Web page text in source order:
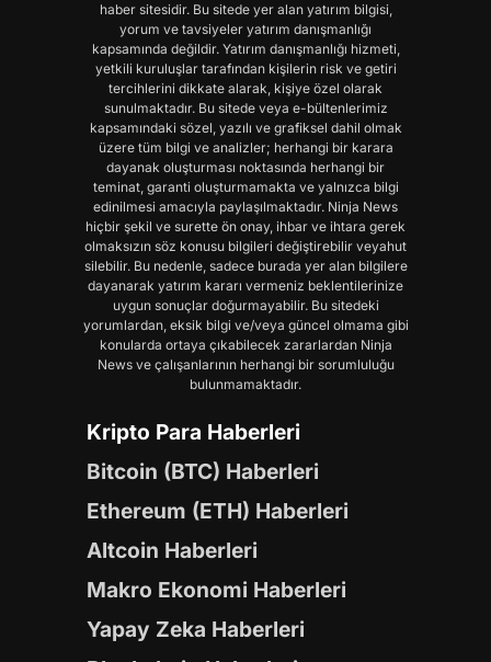
haber sitesidir. Bu sitede yer alan yatırım bilgisi,
yorum ve tavsiyeler yatırım danışmanlığı
kapsamında değildir. Yatırım danışmanlığı hizmeti,
yetkili kuruluşlar tarafından kişilerin risk ve getiri
tercihlerini dikkate alarak, kişiye özel olarak
sunulmaktadır. Bu sitede veya e-bültenlerimiz
kapsamındaki sözel, yazılı ve grafiksel dahil olmak
üzere tüm bilgi ve analizler; herhangi bir karara
dayanak oluşturması noktasında herhangi bir
teminat, garanti oluşturmamakta ve yalnızca bilgi
edinilmesi amacıyla paylaşılmaktadır. Ninja News
hiçbir şekil ve surette ön onay, ihbar ve ihtara gerek
olmaksızın söz konusu bilgileri değiştirebilir veyahut
silebilir. Bu nedenle, sadece burada yer alan bilgilere
dayanarak yatırım kararı vermeniz beklentilerinize
uygun sonuçlar doğurmayabilir. Bu sitedeki
yorumlardan, eksik bilgi ve/veya güncel olmama gibi
konularda ortaya çıkabilecek zararlardan Ninja
News ve çalışanlarının herhangi bir sorumluluğu
bulunmamaktadır.
Kripto Para Haberleri
Bitcoin (BTC) Haberleri
Ethereum (ETH) Haberleri
Altcoin Haberleri
Makro Ekonomi Haberleri
Yapay Zeka Haberleri